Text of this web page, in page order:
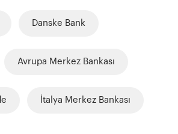
Danske Bank
Avrupa Merkez Bankası
İtalya Merkez Bankası